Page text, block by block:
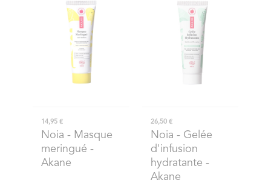
14,95 €
Noia - Masque
meringué -
Akane
26,50 €
Noia - Gelée
d'infusion
hydratante -
Akane